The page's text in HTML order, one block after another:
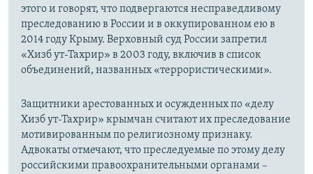
этого и говорят, что подвергаются несправедливому
преследованию в России и в оккупированном ею в
2014 году Крыму. Верховный суд России запретил
«Хизб ут-Тахрир» в 2003 году, включив в список
объединений, названных «террористическими».
Защитники арестованных и осужденных по «делу
Хизб ут-Тахрир» крымчан считают их преследование
мотивированным по религиозному признаку.
Адвокаты отмечают, что преследуемые по этому делу
российскими правоохранительными органами –